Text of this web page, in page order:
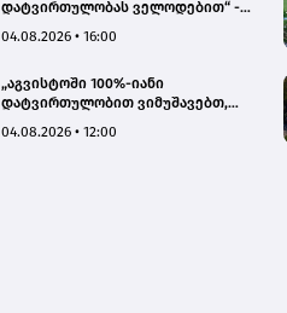
დატვირთულობას ველოდებით“ -
04.08.2026 • 16:00
„აგვისტოში 100%-იანი
დატვირთულობით ვიმუშავებთ,
სექტემბერშიც ნარჩუნდება“ - HAERI
04.08.2026 • 12:00